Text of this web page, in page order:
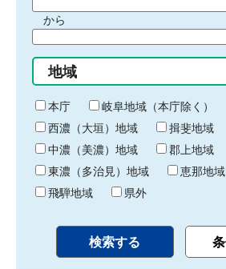
間
始
り
から
間
終
わ
り
地域
本庁
岐阜地域（本庁除く）
西濃（大垣）地域
揖斐地域
中濃（美濃）地域
郡上地域
東濃（多治見）地域
恵那地域
飛騨地域
県外